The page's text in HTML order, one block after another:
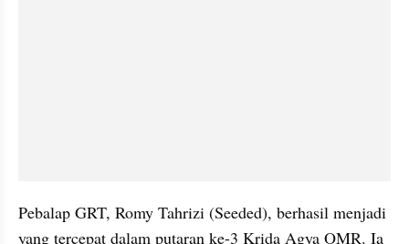
Pebalap GRT, Romy Tahrizi (Seeded), berhasil menjadi
yang tercepat dalam putaran ke-3 Krida Agya OMR. Ia